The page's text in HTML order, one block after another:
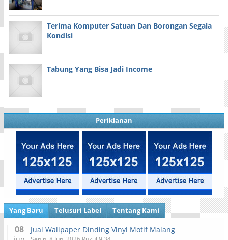
Terima Komputer Satuan Dan Borongan Segala
Kondisi
Tabung Yang Bisa Jadi Income
Periklanan
Yang Baru Telusuri Label Tentang Kami
08 Jual Wallpaper Dinding Vinyl Motif Malang